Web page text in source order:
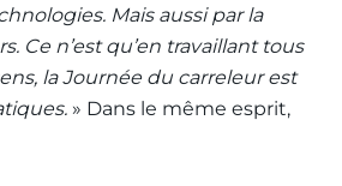
Mais aussi par la
Ce n’est qu’en travaillant tous
la Journée du carreleur est
» Dans le même esprit,